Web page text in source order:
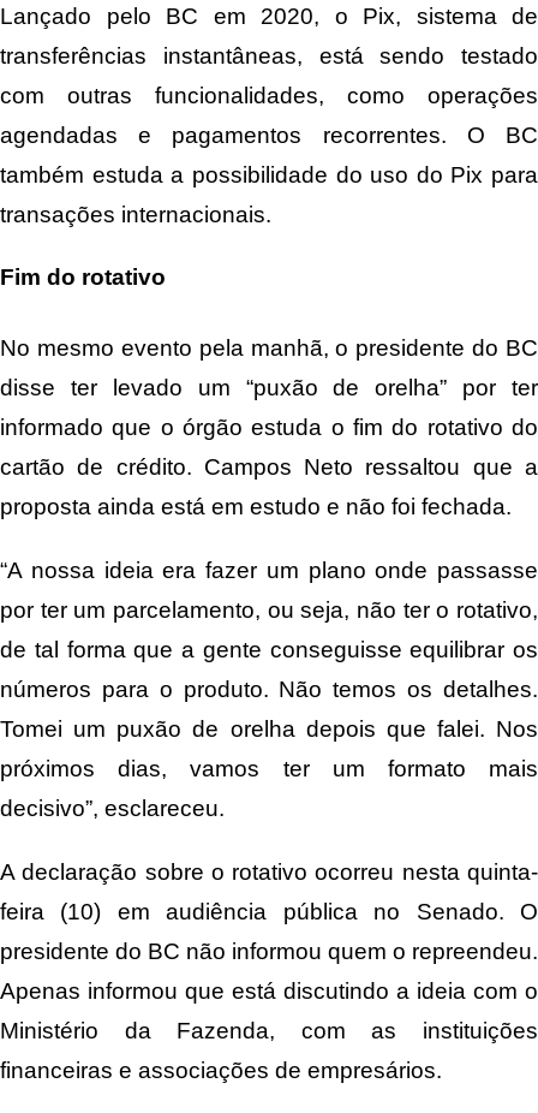
Lançado pelo BC em 2020, o Pix, sistema de
transferências instantâneas, está sendo testado
com outras funcionalidades, como operações
agendadas e pagamentos recorrentes. O BC
também estuda a possibilidade do uso do Pix para
transações internacionais.
Fim do rotativo
No mesmo evento pela manhã, o presidente do BC
disse ter levado um “puxão de orelha” por ter
informado que o órgão estuda o fim do rotativo do
cartão de crédito. Campos Neto ressaltou que a
proposta ainda está em estudo e não foi fechada.
“A nossa ideia era fazer um plano onde passasse
por ter um parcelamento, ou seja, não ter o rotativo,
de tal forma que a gente conseguisse equilibrar os
números para o produto. Não temos os detalhes.
Tomei um puxão de orelha depois que falei. Nos
próximos dias, vamos ter um formato mais
decisivo”, esclareceu.
A declaração sobre o rotativo ocorreu nesta quinta-
feira (10) emaudiência pública no Senado. O
presidente do BC não informou quem o repreendeu.
Apenas informou que está discutindo a ideia com o
Ministério da Fazenda, com as instituições
financeiras e associações de empresários.